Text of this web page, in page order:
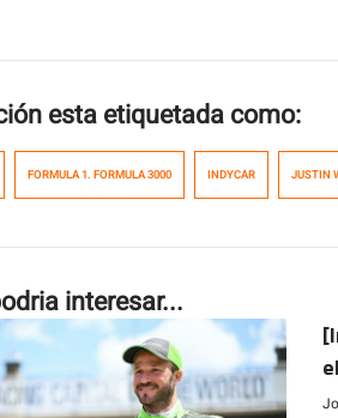
esta etiquetada como:
FORMULA 1. FORMULA 3000 INDYCAR JUSTIN
interesar...